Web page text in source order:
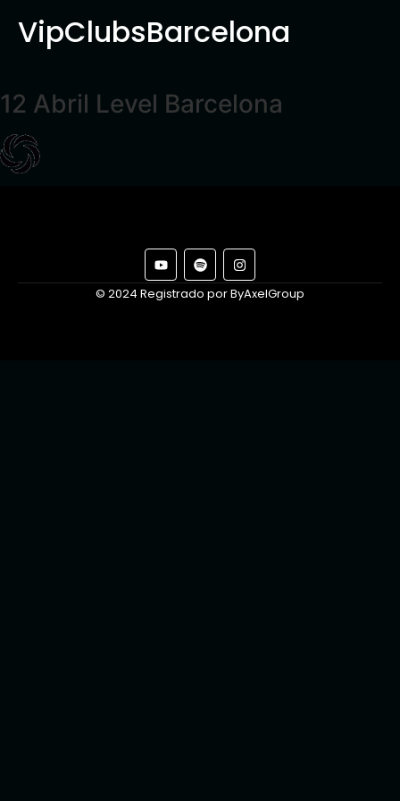
VipClubsBarcelona
12 Abril Level Barcelona
© 2024 Registrado por ByAxelGroup